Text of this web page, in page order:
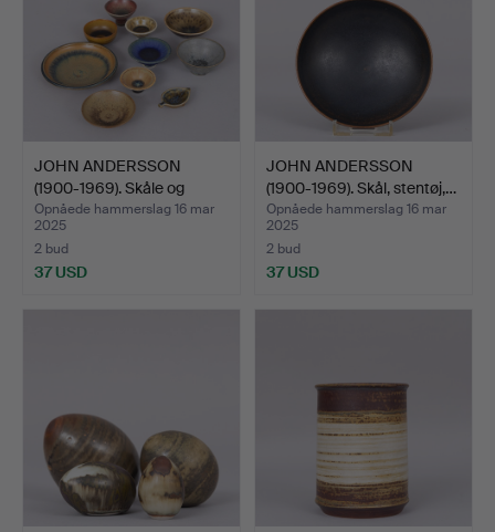
JOHN ANDERSSON
(1900-1969). Skåle og
under…
Opnåede hammerslag 16 mar
2025
2 bud
37 USD
JOHN ANDERSSON
(1900-1969). Skål, stentøj,…
Opnåede hammerslag 16 mar
2025
2 bud
37 USD